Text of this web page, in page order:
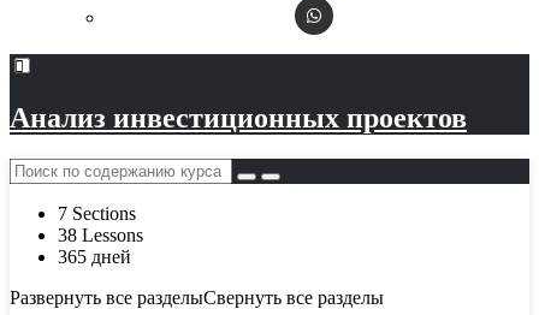
Анализ инвестиционных проектов
7 Sections
38 Lessons
365 дней
Развернуть все разделыСвернуть все разделы